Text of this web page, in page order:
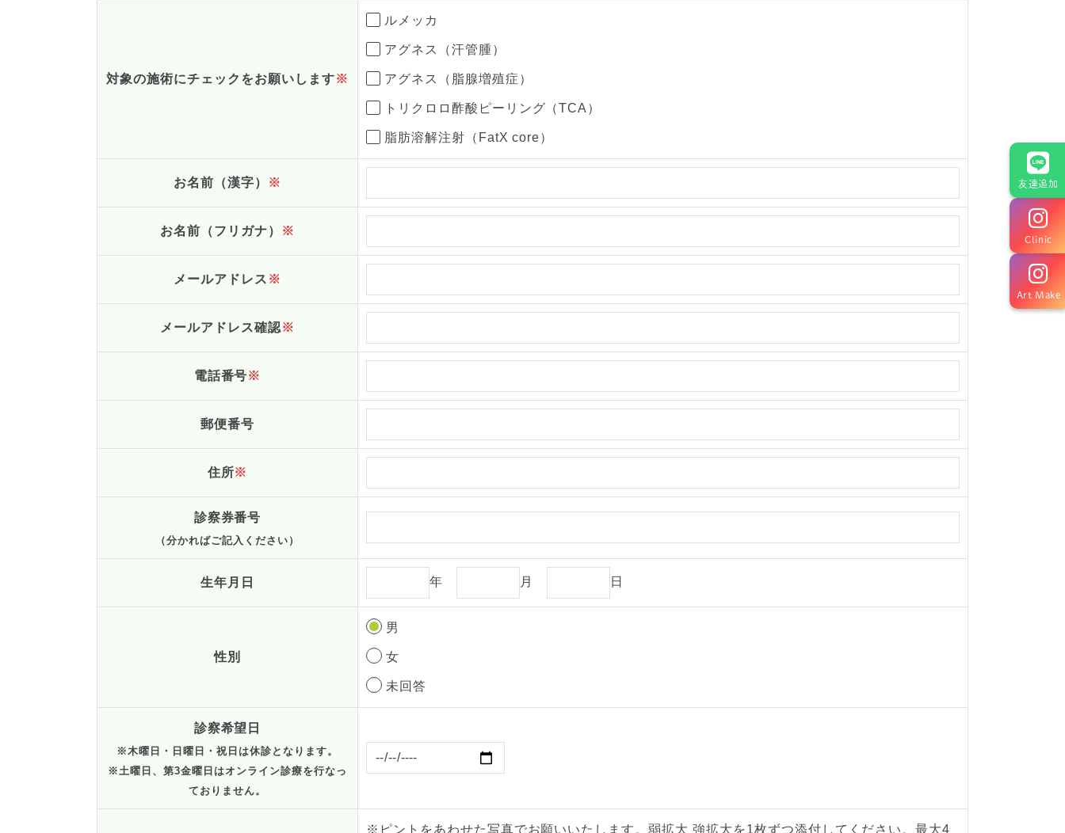
友達追加
Clinic
Art Make
対象の施術にチェックをお願いします※
ルメッカ
アグネス（汗管腫）
アグネス（脂腺増殖症）
トリクロロ酢酸ピーリング（TCA）
脂肪溶解注射（FatX core）
お名前（漢字） ※
お名前（フリガナ） ※
メールアドレス ※
メールアドレス確認※
電話番号※
郵便番号
住所※
診察券番号
（分かればご記入ください）
生年月日 年 月 日
性別
男
女
未回答
診察希望日
※木曜日・日曜日・祝日は休診となります。
※土曜日、第3金曜日はオンライン診療を行なっ
ておりません。
※ピントをあわせた写真でお願いいたします。弱拡大 強拡大を1枚ずつ添付してください。最大4